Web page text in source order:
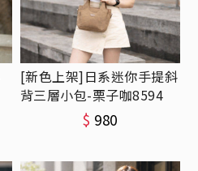
[新色上架]日系迷你手提斜
背三層小包-栗子咖8594
$ 980